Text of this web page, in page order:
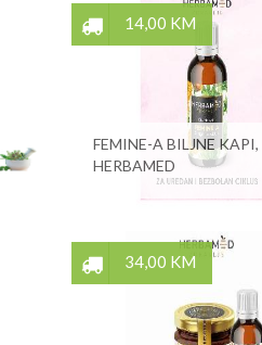
14,00 KM
FEMINE-A BILJNE KAPI,
HERBAMED
34,00 KM